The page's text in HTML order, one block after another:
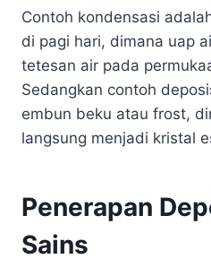
Contoh kondensasi
di pagi hari, dimana uap
tetesan air pada
Sedangkan contoh
embun beku atau frost,
langsung menjadi kristal
Penerapan
Sains